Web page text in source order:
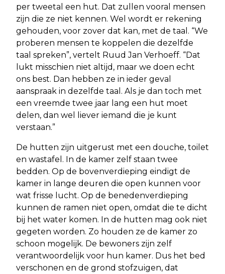
per tweetal een hut. Dat zullen vooral mensen
zijn die ze niet kennen. Wel wordt er rekening
gehouden, voor zover dat kan, met de taal. “We
proberen mensen te koppelen die dezelfde
taal spreken”, vertelt Ruud Jan Verhoeff. “Dat
lukt misschien niet altijd, maar we doen echt
ons best. Dan hebben ze in ieder geval
aanspraak in dezelfde taal. Als je dan toch met
een vreemde twee jaar lang een hut moet
delen, dan wel liever iemand die je kunt
verstaan.”
De hutten zijn uitgerust met een douche, toilet
en wastafel. In de kamer zelf staan twee
bedden. Op de bovenverdieping eindigt de
kamer in lange deuren die open kunnen voor
wat frisse lucht. Op de benedenverdieping
kunnen de ramen niet open, omdat die te dicht
bij het water komen. In de hutten mag ook niet
gegeten worden. Zo houden ze de kamer zo
schoon mogelijk. De bewoners zijn zelf
verantwoordelijk voor hun kamer. Dus het bed
verschonen en de grond stofzuigen, dat